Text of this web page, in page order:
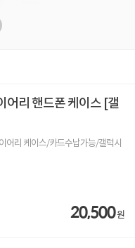
어리 핸드폰 케이스 [갤
어리 케이스/카드수납가능/갤럭시
20,500원